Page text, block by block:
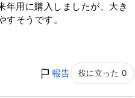
年用に購入しましたが、大き
そうです。
報告 役に立った 0